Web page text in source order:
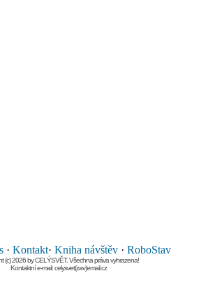
· Kontakt· Kniha návštěv · RoboStav
(c) 2026 by CELÝSVĚT. Všechna práva vyhrazena!
Kontaktní e-mail: celysvet(zav)email.cz